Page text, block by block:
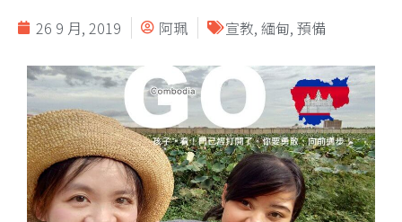
26 9 月, 2019 阿珮 宣教, 緬甸, 預備